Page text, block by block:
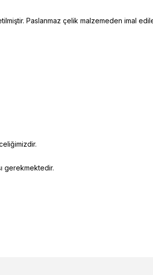
Paslanmaz çelik malzemeden imal
gerekmektedir.